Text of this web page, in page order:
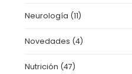
Neurología (11)
Novedades (4)
Nutrición (47)